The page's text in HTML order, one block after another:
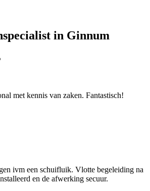
in Ginnum
met kennis van zaken. Fantastisch!
ivm een schuifluik. Vlotte begeleiding na
en de afwerking secuur.